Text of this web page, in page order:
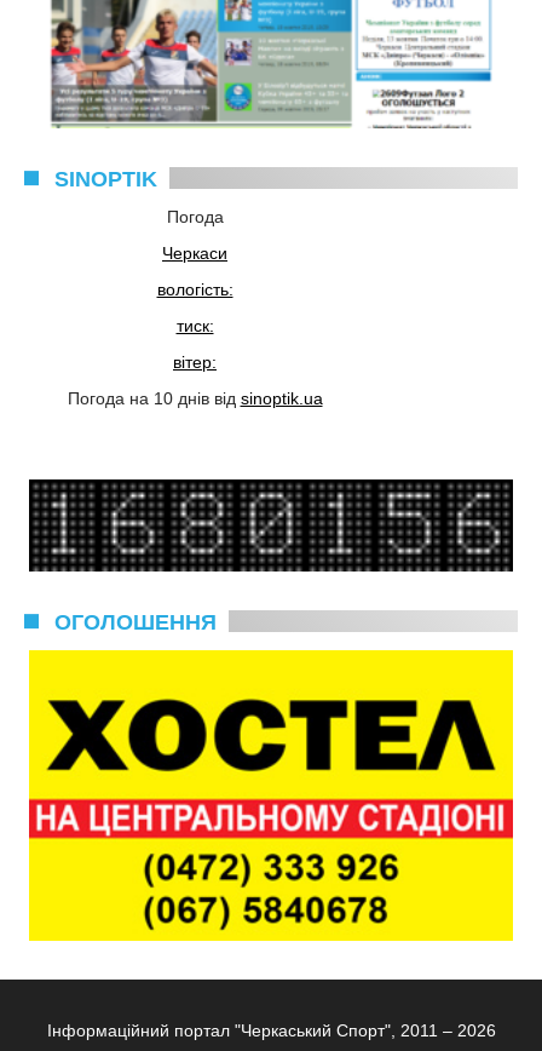
SINOPTIK
Погода
Черкаси
вологість:
тиск:
вітер:
Погода на 10 днів від sinoptik.ua
ОГОЛОШЕННЯ
Інформаційний портал "Черкаський Спорт", 2011 – 2026